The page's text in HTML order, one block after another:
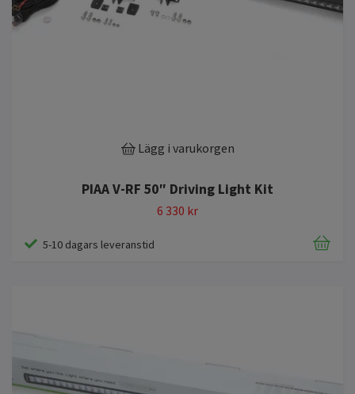
Lägg i varukorgen
PIAA V-RF 50″ Driving Light Kit
6 330 kr
5-10 dagars leveranstid